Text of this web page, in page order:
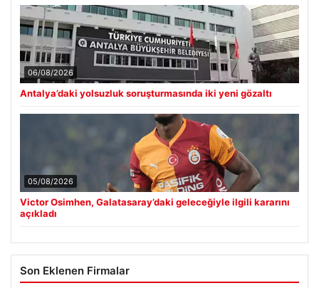
06/08/2026
Antalya’daki yolsuzluk soruşturmasında iki yeni gözaltı
05/08/2026
Victor Osimhen, Galatasaray’daki geleceğiyle ilgili kararını
açıkladı
Son Eklenen Firmalar